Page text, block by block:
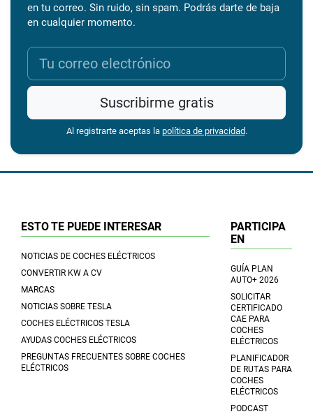
en tu correo. Sin ruido, sin spam. Podrás darte de baja
en cualquier momento.
Suscribirme gratis
Al registrarte aceptas la política de privacidad.
ESTO TE PUEDE INTERESAR
NOTICIAS DE COCHES ELÉCTRICOS
CONVERTIR KW A CV
MARCAS
NOTICIAS SOBRE TESLA
COCHES ELÉCTRICOS TESLA
AYUDAS COCHES ELÉCTRICOS
PREGUNTAS FRECUENTES SOBRE COCHES
ELÉCTRICOS
PARTICIPA
EN
GUÍA PLAN
AUTO+ 2026
SOLICITAR
CERTIFICADO
CAE PARA
COCHES
ELÉCTRICOS
PLANIFICADOR
DE RUTAS PARA
COCHES
ELÉCTRICOS
PODCAST